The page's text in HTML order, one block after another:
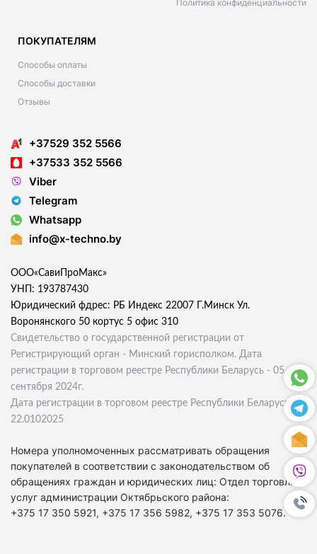
Политика конфиденциальности
ПОКУПАТЕЛЯМ
Способы оплаты
Способы доставки
Отзывы
+37529 352 5566
+37533 352 5566
Viber
Telegram
Whatsapp
info@x-techno.by
ООО«СавиПроМакс»
УНП: 193787430
Юридический фдрес: РБ Индекс 22007 Г.Минск Ул.
Воронянского 50 кортус 5 офис 310
Свидетельство о государственной регистрации от
Регистрирующий орган - Минский горисполком. Дата
регистрации в торговом реестре Республики Беларусь - 05
сентября 2024г.
Дата регистрации в торговом реестре Республики Беларусь
22.0102025
Номера уполномоченных рассматривать обращения
покупателей в соответствии с законодательством об
обращениях граждан и юридических лиц: Отдел торговли и
услуг администрации Октябрьского района:
+375 17 350 5921, +375 17 356 5982, +375 17 353 5076.